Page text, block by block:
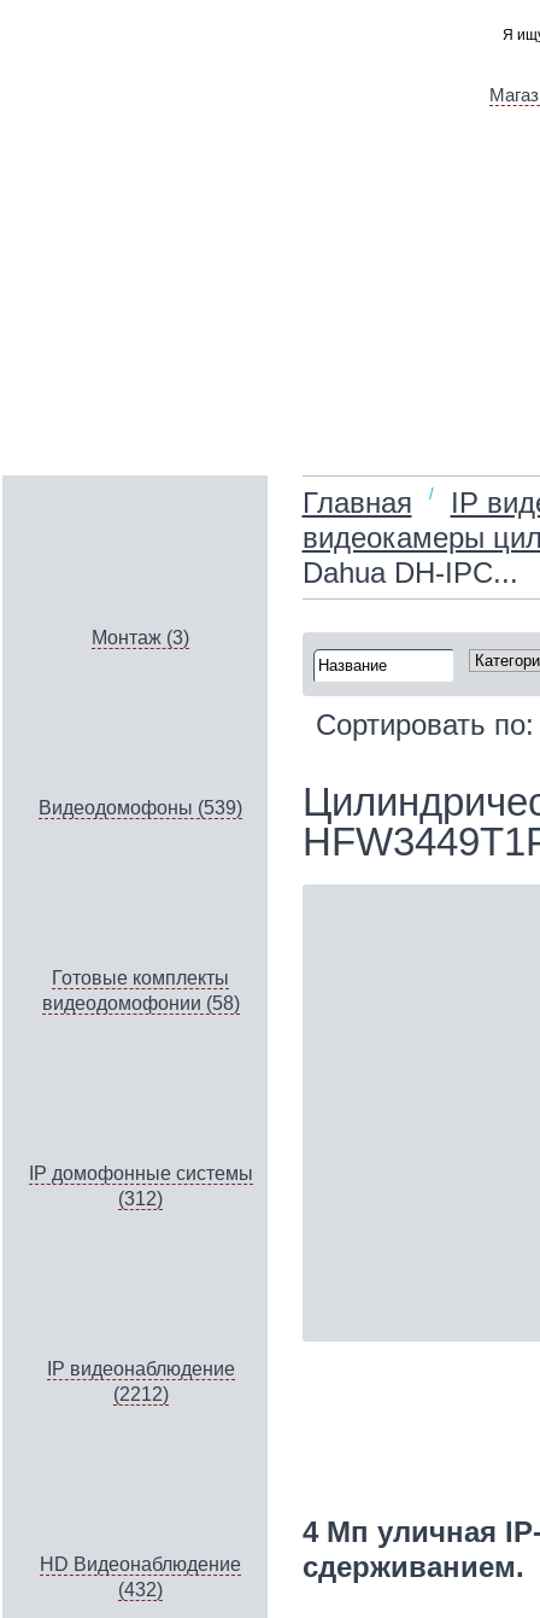
Монтаж (3)
Видеодомофоны (539)
Готовые комплекты
видеодомофонии (58)
IP домофонные системы
(312)
IP видеонаблюдение
(2212)
HD Видеонаблюдение
(432)
Главная /
IP
видеокамеры
Dahua DH-IPC...
Сортировать
4 Mп уличная
сдерживанием.